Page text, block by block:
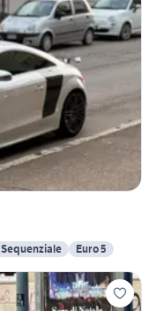
Sequenziale Euro 5